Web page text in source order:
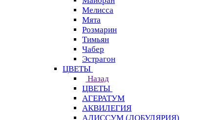
Мелисса
Мята
Розмарин
Тимьян
Чабер
Эстрагон
ЦВЕТЫ
Назад
ЦВЕТЫ
АГЕРАТУМ
АКВИЛЕГИЯ
АЛИССУМ (ЛОБУЛЯРИЯ)